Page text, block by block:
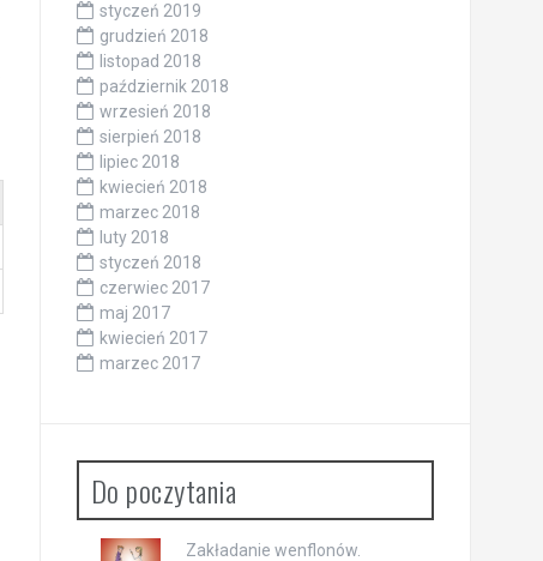
styczeń 2019
grudzień 2018
listopad 2018
październik 2018
wrzesień 2018
sierpień 2018
lipiec 2018
kwiecień 2018
marzec 2018
luty 2018
styczeń 2018
czerwiec 2017
maj 2017
kwiecień 2017
marzec 2017
Do poczytania
Zakładanie wenflonów.